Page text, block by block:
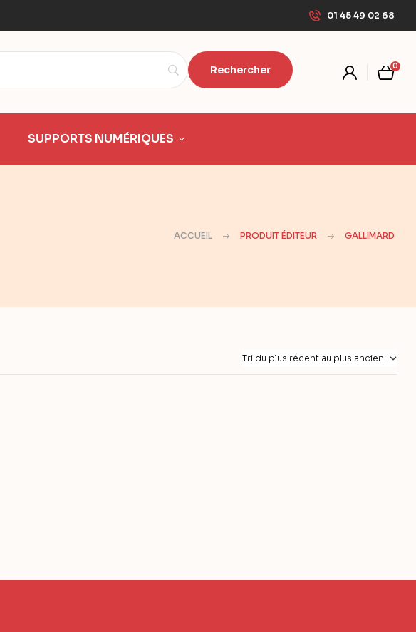
01 45 49 02 68
0
SUPPORTS NUMÉRIQUES
ACCUEIL PRODUIT ÉDITEUR GALLIMARD